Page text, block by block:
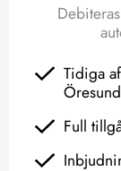
Tidiga
Full